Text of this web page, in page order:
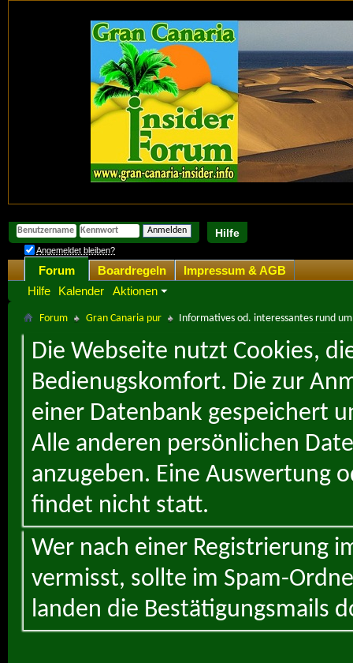
Hilfe
Angemeldet bleiben?
Forum
Hilfe
Kalender Aktionen
Boardregeln Impressum & AGB
Forum Gran Canaria pur Informatives od. interessantes rund
Die Webseite nutzt Cookies,
Bedienugskomfort. Die zur
einer Datenbank gespeichert
Alle anderen persönlichen
anzugeben. Eine Auswertung
findet nicht statt.
Wer nach einer Registrierung
vermisst, sollte im Spam-
landen die Bestätigungsmails